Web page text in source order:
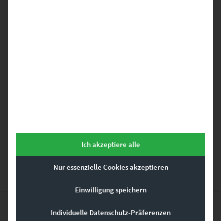
Ich akzeptiere alle
Nur essenzielle Cookies akzeptieren
Einwilligung speichern
Individuelle Datenschutz-Präferenzen